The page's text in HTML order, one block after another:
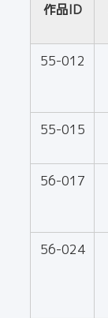
作品ID
55-012
55-015
56-017
56-024